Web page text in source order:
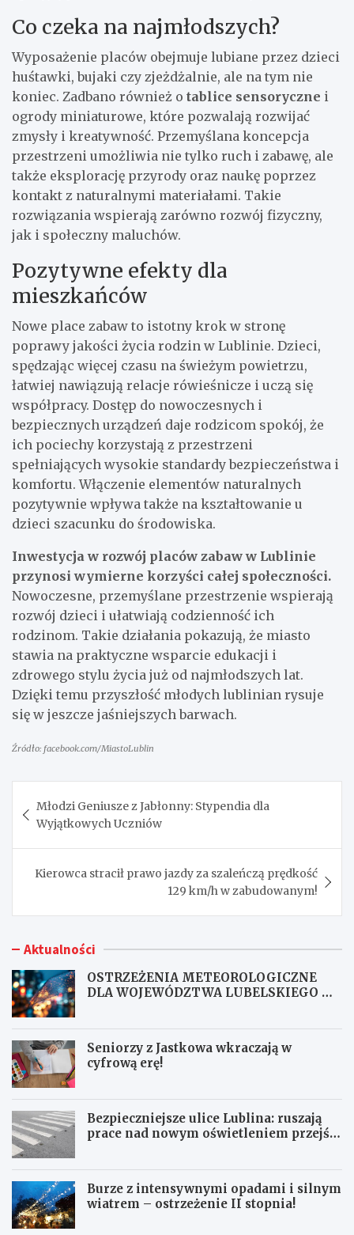
Co czeka na najmłodszych?
Wyposażenie placów obejmuje lubiane przez dzieci
huśtawki, bujaki czy zjeżdżalnie, ale na tym nie
koniec. Zadbano również o tablice sensoryczne i
ogrody miniaturowe, które pozwalają rozwijać
zmysły i kreatywność. Przemyślana koncepcja
przestrzeni umożliwia nie tylko ruch i zabawę, ale
także eksplorację przyrody oraz naukę poprzez
kontakt z naturalnymi materiałami. Takie
rozwiązania wspierają zarówno rozwój fizyczny,
jak i społeczny maluchów.
Pozytywne efekty dla
mieszkańców
Nowe place zabaw to istotny krok w stronę
poprawy jakości życia rodzin w Lublinie. Dzieci,
spędzając więcej czasu na świeżym powietrzu,
łatwiej nawiązują relacje rówieśnicze i uczą się
współpracy. Dostęp do nowoczesnych i
bezpiecznych urządzeń daje rodzicom spokój, że
ich pociechy korzystają z przestrzeni
spełniających wysokie standardy bezpieczeństwa i
komfortu. Włączenie elementów naturalnych
pozytywnie wpływa także na kształtowanie u
dzieci szacunku do środowiska.
Inwestycja w rozwój placów zabaw w Lublinie
przynosi wymierne korzyści całej społeczności.
Nowoczesne, przemyślane przestrzenie wspierają
rozwój dzieci i ułatwiają codzienność ich
rodzinom. Takie działania pokazują, że miasto
stawia na praktyczne wsparcie edukacji i
zdrowego stylu życia już od najmłodszych lat.
Dzięki temu przyszłość młodych lublinian rysuje
się w jeszcze jaśniejszych barwach.
Źródło: facebook.com/MiastoLublin
wpisu
Młodzi Geniusze z Jabłonny: Stypendia dla
Wyjątkowych Uczniów
Kierowca stracił prawo jazdy za szaleńczą prędkość
129 km/h w zabudowanym!
Aktualności
OSTRZEŻENIA METEOROLOGICZNE
DLA WOJEWÓDZTWA LUBELSKIEGO NR
Seniorzy z Jastkowa wkraczają w
cyfrową erę!
Bezpieczniejsze ulice Lublina: ruszają
prace nad nowym oświetleniem przejść
Burze z intensywnymi opadami i silnym
wiatrem – ostrzeżenie II stopnia!
O
S